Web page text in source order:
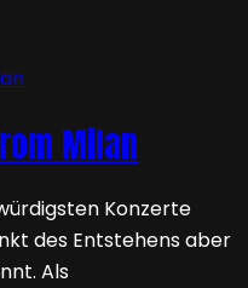
Milan
Konzerte
des Entstehens aber
Als